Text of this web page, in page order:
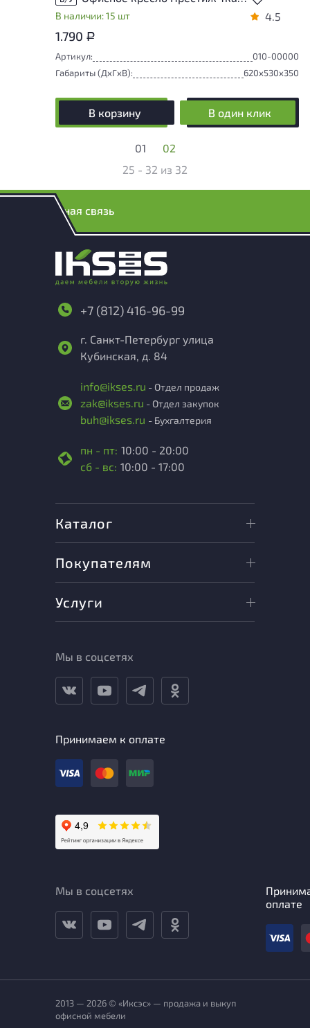
В наличии: 15 шт 4.5
1.790 Р
Артикул:
010-00000
Габариты (ДxГxВ):
620x530x350
В корзину В один клик
01
02
25 - 32 из 32
Обратная связь
+7 (812) 416-96-99
г. Санкт-Петербург улица
Кубинская, д. 84
info@ikses.ru - Отдел продаж
zak@ikses.ru - Отдел закупок
buh@ikses.ru - Бухгалтерия
пн - пт: 10:00 - 20:00
сб - вс: 10:00 - 17:00
Каталог
Покупателям
Услуги
Мы в соцсетях
Принимаем к оплате
Мы в соцсетях
оплате
2013 — 2026 © «Иксэс» — продажа и выкуп
офисной мебели